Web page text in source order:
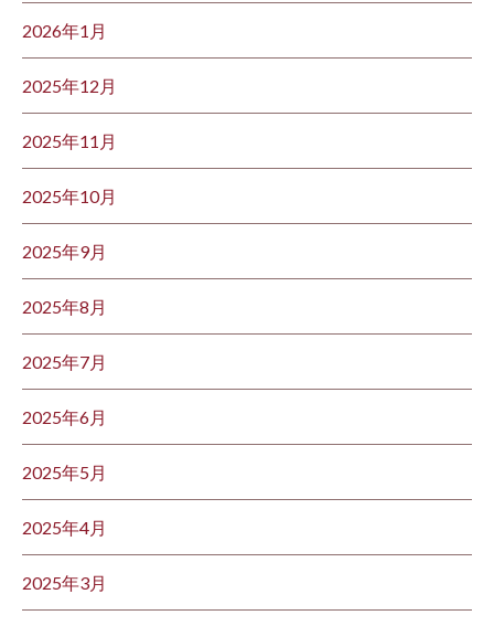
2026年1月
2025年12月
2025年11月
2025年10月
2025年9月
2025年8月
2025年7月
2025年6月
2025年5月
2025年4月
2025年3月